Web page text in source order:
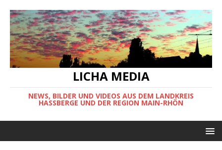
LICHA MEDIA
NEWS, BILDER UND VIDEOS AUS DEM LANDKREIS
HASSBERGE UND DER REGION MAIN-RHÖN